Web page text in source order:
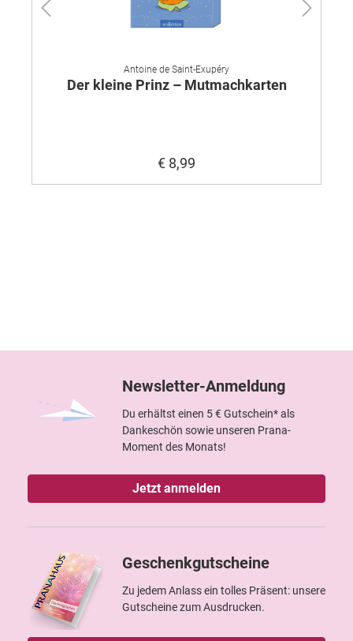
Antoine de Saint-Exupéry
Der kleine Prinz – Mutmachkarten
€ 8,99
Newsletter-Anmeldung
Du erhältst einen 5 € Gutschein* als
Dankeschön sowie unseren Prana-
Moment des Monats!
Jetzt anmelden
Geschenkgutscheine
Zu jedem Anlass ein tolles Präsent: unsere
Gutscheine zum Ausdrucken.